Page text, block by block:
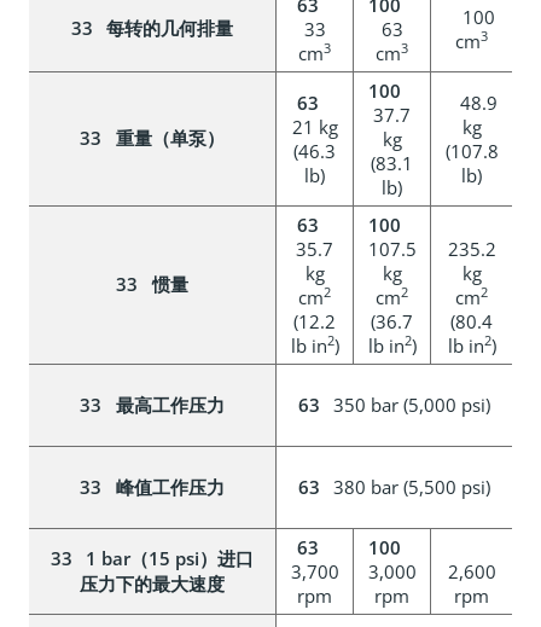
每转的几何排量
33
cm3
63
cm3
100
cm3
重量（单泵）
21 kg
(46.3
lb)
37.7
kg
(83.1
lb)
48.9
kg
(107.8
lb)
惯量
35.7
kg
cm2
(12.2
lb in2)
107.5
kg
cm2
(36.7
lb in2)
235.2
kg
cm2
(80.4
lb in2)
最高工作压力 350 bar (5,000 psi)
峰值工作压力 380 bar (5,500 psi)
1 bar（15 psi）进口
压力下的最大速度
3,700
rpm
3,000
rpm
2,600
rpm